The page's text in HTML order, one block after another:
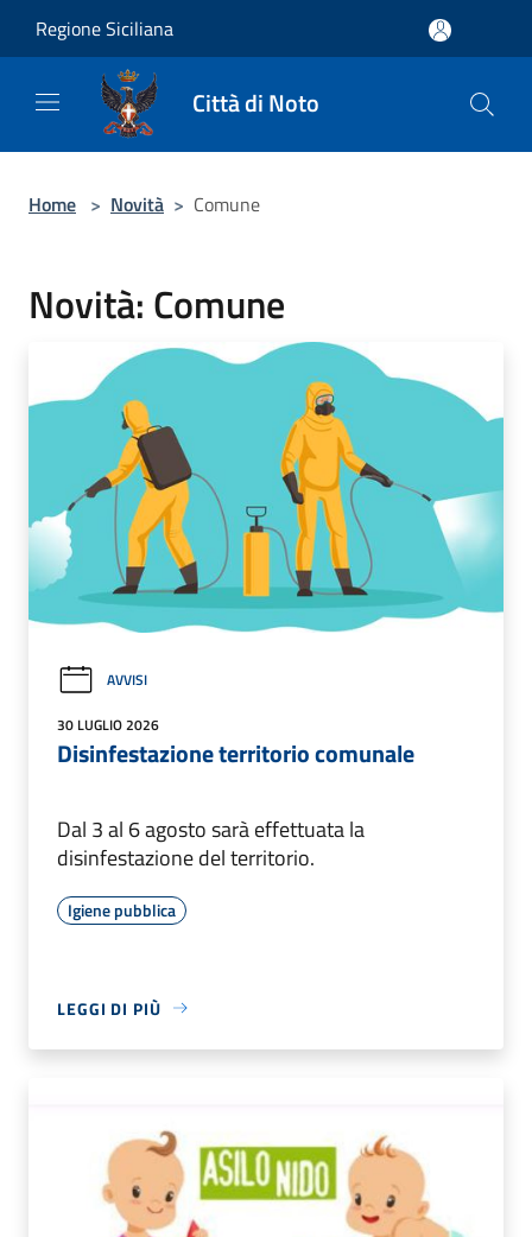
Regione Siciliana
Città di Noto
Home > Novità > Comune
Novità: Comune
AVVISI
30 LUGLIO 2026
Disinfestazione territorio comunale
Dal 3 al 6 agosto sarà effettuata la
disinfestazione del territorio.
Igiene pubblica
LEGGI DI PIÙ